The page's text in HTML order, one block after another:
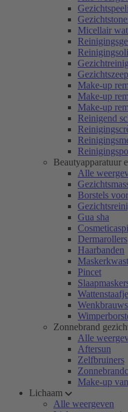
Micellair
Gezichtszeep
Make-up
Make-up
Make-up
Reinigend
Beautyapparatuur
Alle
Borstels
Gua sha
Dermarollers
Haarbanden
Pincet
Zonnebrand
Alle
Aftersun
Zelfbruiners
Make-up
Lichaam
Alle weergeven